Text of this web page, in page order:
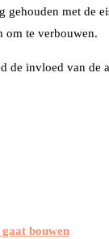
met de
om te verbouwen.
de invloed van
bouwen